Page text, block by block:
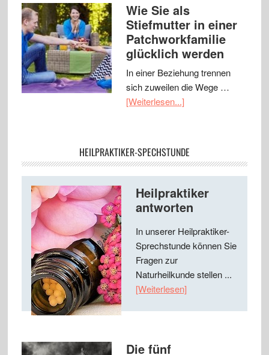
Wie Sie als
Stiefmutter in einer
Patchworkfamilie
glücklich werden
In einer Beziehung trennen
sich zuweilen die Wege …
[Weiterlesen...]
HEILPRAKTIKER-SPECHSTUNDE
Heilpraktiker
antworten
In unserer Heilpraktiker-
Sprechstunde können Sie
Fragen zur
Naturheilkunde stellen ...
[Weiterlesen]
Die fünf